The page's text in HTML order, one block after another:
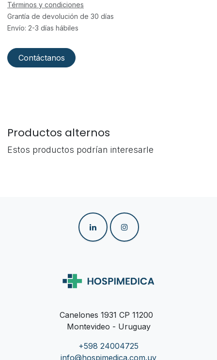
Términos y condiciones
Grantía de devolución de 30 días
Envío: 2-3 días hábiles
Contáctanos
Productos alternos
Estos productos podrían interesarle
Canelones 1931 CP 11200
Montevideo - Uruguay
+598 24004725
info@hospimedica.com.uy